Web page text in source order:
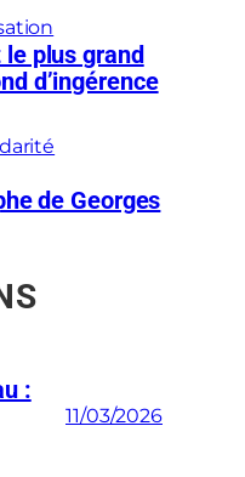
plus grand
d’ingérence
de Georges
:
11/03/2026